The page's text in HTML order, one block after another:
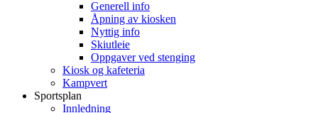
Generell info
Åpning av kiosken
Nyttig info
Skiutleie
Oppgaver ved stenging
Kiosk og kafeteria
Kampvert
Sportsplan
Innledning